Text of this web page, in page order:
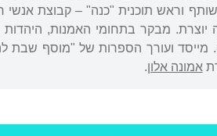
וראש תוכנית "כנה" – קבוצת אנשי
יוצרת. מבקר בתחומי האמנות, היהדות
מייסד ועורך הספרות של "מוסף
אמונה אלון.